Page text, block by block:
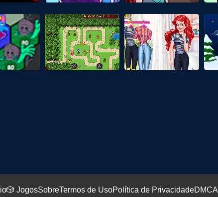
🎲 JogosSobreTermos de UsoPolítica de PrivacidadeDMCA